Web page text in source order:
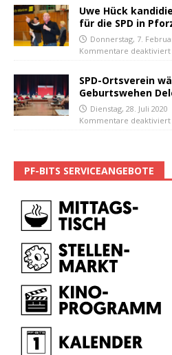
Uwe Hück
für die SPD in
Donnerstag, 7.
Kommentare deaktiviert
SPD-Ortsverein
Geburtswehen
Dienstag, 28. Juli 2020
Kommentare deaktiviert
PF-BITS SERVICEANGEBOTE